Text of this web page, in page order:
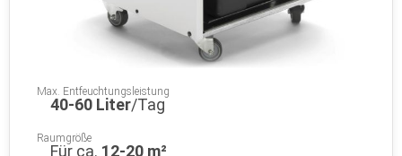
Max. Entfeuchtungsleistung
40-60 Liter/Tag
Raumgröße
Für ca. 12-20 m²